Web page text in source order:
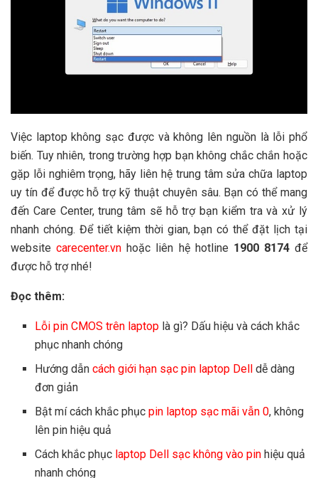
Việc laptop không sạc được và không lên nguồn là lỗi phổ
biến. Tuy nhiên, trong trường hợp bạn không chắc chắn hoặc
gặp lỗi nghiêm trọng, hãy liên hệ trung tâm sửa chữa laptop
uy tín để được hỗ trợ kỹ thuật chuyên sâu. Bạn có thể mang
đến Care Center, trung tâm sẽ hỗ trợ bạn kiểm tra và xử lý
nhanh chóng. Để tiết kiệm thời gian, bạn có thể đặt lịch tại
websitecarecenter.vn hoặc liên hệ hotline 1900 8174để
được hỗ trợ nhé!
Đọc thêm:
Lỗi pin CMOS trên laptop là gì? Dấu hiệu và cách khắc
phục nhanh chóng
Hướng dẫncách giới hạn sạc pin laptop Dell
dễ dàng
đơn giản
Bật mí cách khắc phụcpin laptop sạc mãi vẫn 0, không
lên pin hiệu quả
Cách khắc phục laptop Dell sạc không vào pin hiệu quả
nhanh chóng